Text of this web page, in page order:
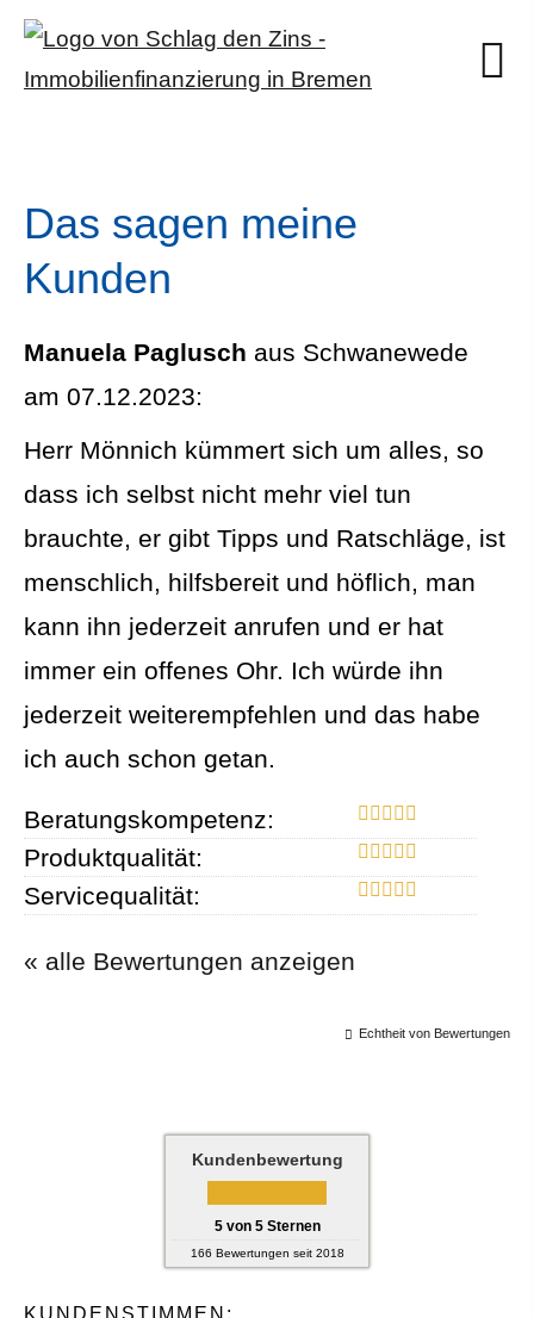
Das sagen meine
Kunden
Manuela Paglusch aus Schwanewede
am 07.12.2023:
Herr Mönnich kümmert sich um alles, so
dass ich selbst nicht mehr viel tun
brauchte, er gibt Tipps und Ratschläge, ist
menschlich, hilfsbereit und höflich, man
kann ihn jederzeit anrufen und er hat
immer ein offenes Ohr. Ich würde ihn
jederzeit weiterempfehlen und das habe
ich auch schon getan.
Beratungskompetenz:
Produktqualität:
Servicequalität:
« alle Bewertungen anzeigen
Echtheit von Bewertungen
Kundenbewertung
5von 5Sternen
166 Bewertungen seit 2018
KUNDENSTIMMEN: